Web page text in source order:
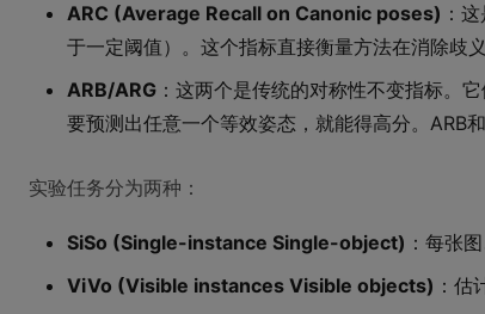
ARC (Average Recall on Canonic poses) ：
于一定阈值）。这个指标直接衡量方法在消除歧
ARB/ARG ：这两个是传统的对称性不变指标。
要预测出任意一个等效姿态，就能得高分。ARB
实验任务分为两种：
SiSo (Single-instance Single-object) ：每张
ViVo (Visible instances Visible objects) ：估